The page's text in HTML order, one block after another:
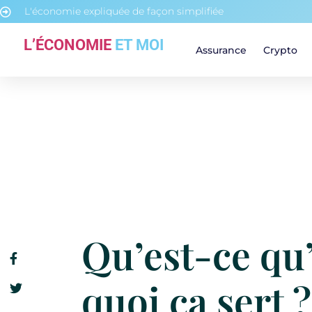
L'économie expliquée de façon simplifiée
L’ÉCONOMIE ET MOI Assurance Crypto
Qu’est-ce
quoi ça sert ?